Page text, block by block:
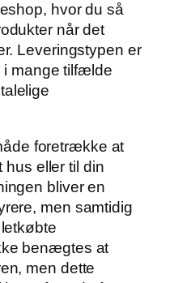
hvor du så
når det
Leveringstypen er
i mange tilfælde
foretrække at
eller til din
bliver en
men samtidig
benægtes at
men dette